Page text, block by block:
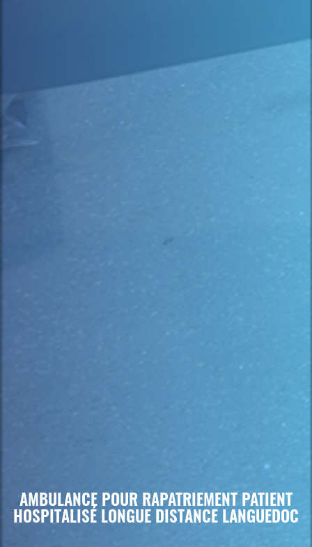
AMBULANCE POUR RAPATRIEMENT PATIENT
HOSPITALISÉ LONGUE DISTANCE LANGUEDOC